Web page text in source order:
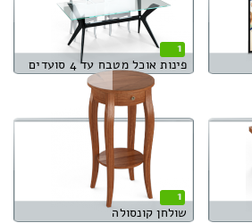
1
פינות אוכל מטבח עד 4 סועדים
1
שולחן קונסולה